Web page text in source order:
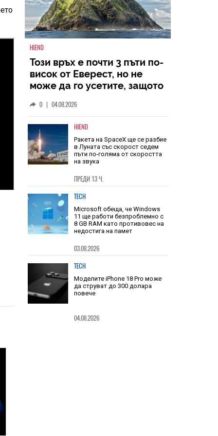
HIEND
Този връх е почти 3 пъти по-
висок от Еверест, но не
може да го усетите, защото
км0 | 04.08.2026
HIEND
Ракета на SpaceX ще се разбие
в Луната със скорост седем
пъти по-голяма от скоростта
на звука
ПРЕДИ 13 Ч.
TECH
Microsoft обеща, че Windows
11 ще работи безпроблемно с
8 GB RAM като противовес на
недостига на памет
03.08.2026
TECH
Моделите iPhone 18 Pro може
да струват до 300 долара
повече
04.08.2026